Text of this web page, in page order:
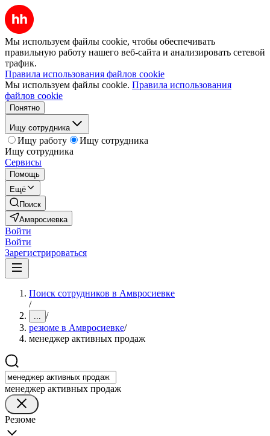
Мы используем файлы cookie, чтобы обеспечивать
правильную работу нашего веб-сайта и анализировать сетевой
трафик.
Правила использования файлов cookie
Мы используем файлы cookie. Правила использования
файлов cookie
Понятно
Ищу сотрудника
Ищу работу
Ищу сотрудника
Ищу сотрудника
Сервисы
Помощь
Ещё
Поиск
Амвросиевка
Войти
Войти
Зарегистрироваться
Поиск сотрудников в Амвросиевке
/
... /
резюме в Амвросиевке/
менеджер активных продаж
менеджер активных продаж
Резюме